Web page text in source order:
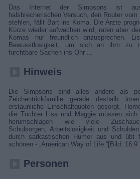
Das Internet der Simpsons ist
halsbrecherischen Versuch, den Router
stehlen, fällt Bart ins Koma. Die Ärzte
Kürze wieder aufwachen wird, raten aber
Komas nur freundlich anzusprechen.
Bewusstlosigkeit, um sich an ihm zu
furchtbare Sachen ins Ohr ...
Hinweis
Die Simpsons sind alles andere als
Zeichentrickfamilie gerade deshalb
erstaunliche Einschaltquoten gesorgt.
die Töchter Lisa und Maggie müssen sich
herumschlagen wie viele
Schulsorgen, Arbeitslosigkeit und
durch sarkastischen Humor aus und
schönen - „American Way of Life.“[Bild: 16:9 ]
Personen